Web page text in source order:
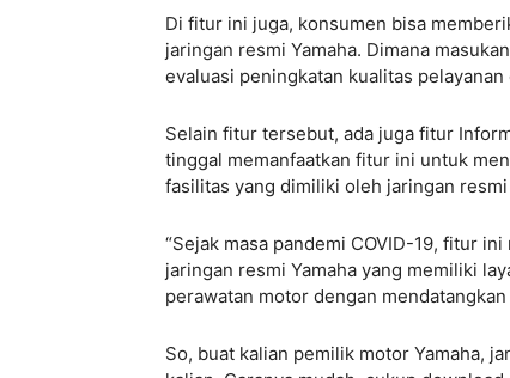
Di fitur ini juga, konsumen bisa
jaringan resmi Yamaha. Dimana
evaluasi peningkatan kualitas
Selain fitur tersebut, ada juga fitur
tinggal memanfaatkan fitur ini untuk
fasilitas yang dimiliki oleh jaringan
“Sejak masa pandemi COVID-19, fitur
jaringan resmi Yamaha yang memiliki
perawatan motor dengan
So, buat kalian pemilik motor Yamaha,